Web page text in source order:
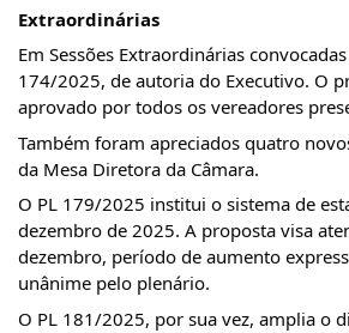
Extraordinárias
Em Sessões Extraordinárias
174/2025, de autoria do Executivo. O
aprovado por todos os vereadores
Também foram apreciados quatro
da Mesa Diretora da Câmara.
O PL 179/2025 institui o sistema de
dezembro de 2025. A proposta visa
dezembro, período de aumento
unânime pelo plenário.
O PL 181/2025, por sua vez, amplia o